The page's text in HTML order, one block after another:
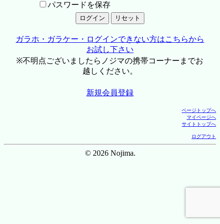
パスワードを保存
ガラホ・ガラケー・ログインできない方はこちらから
お試し下さい
※不明点ございましたらノジマの携帯コーナーまでお
越しください。
新規会員登録
ページトップへ
マイページへ
サイトトップへ
ログアウト
© 2026 Nojima.